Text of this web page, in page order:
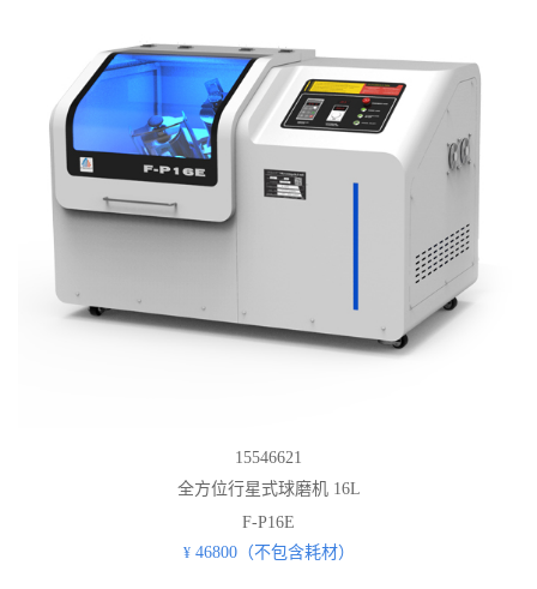
15546621
全方位行星式球磨机 16L
F-P16E
¥ 46800（不包含耗材）